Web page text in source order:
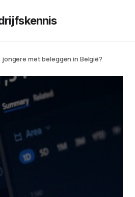
met beleggen in België?